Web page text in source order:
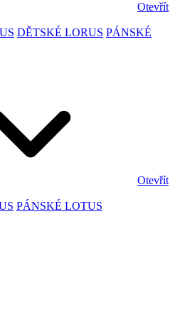
Otevřít
DĚTSKÉ LORUS PÁNSKÉ
Otevřít
PÁNSKÉ LOTUS